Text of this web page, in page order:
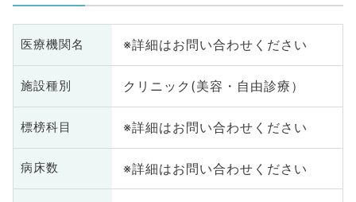
医療機関名 ※詳細はお問い合わせください
施設種別 クリニック(美容・自由診療）
標榜科目 ※詳細はお問い合わせください
病床数 ※詳細はお問い合わせください